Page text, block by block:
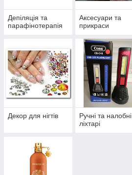
Депіляція та
парафінотерапія
Аксесуари та
прикраси
Декор для нігтів
Ручні та налобні
ліхтарі